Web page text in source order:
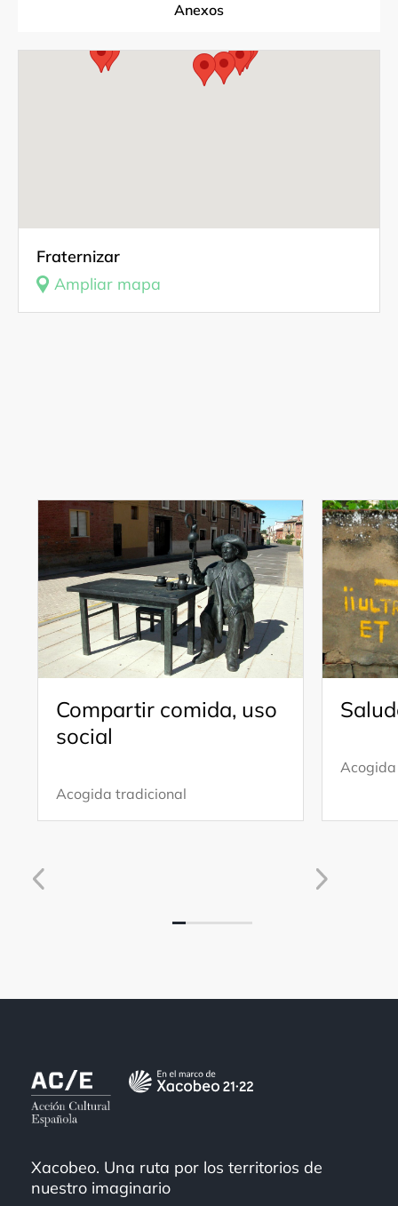
Anexos
Fuentes Documentales
Documentación gráfica, audiovisual
Fraternizar
Ampliar mapa
Compartir comida, uso
social
Acogida tradicional
Xacobeo. Una ruta por los territorios de
nuestro imaginario